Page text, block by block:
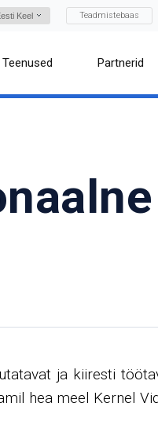
Keel Teadmistebaas
Teenused Partnerid
ja kiiresti
hea meel Kernel